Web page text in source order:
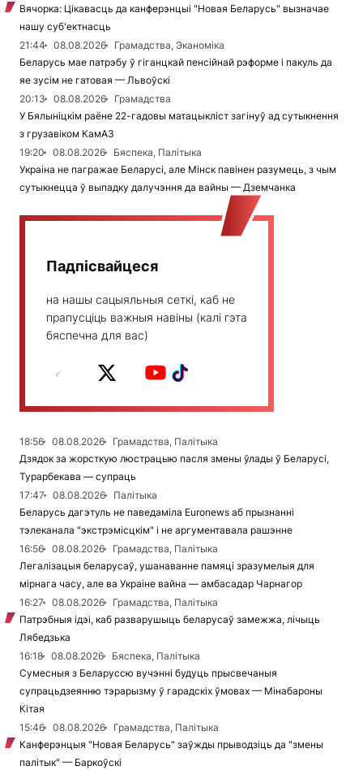
Вячорка: Цікавасць да канферэнцыі "Новая Беларусь" вызначае
нашу суб'ектнасць
21:44
08.08.2026
Грамадства, Эканоміка
Беларусь мае патрэбу ў гіганцкай пенсійнай рэформе і пакуль да
яе зусім не гатовая — Львоўскі
20:13
08.08.2026
Грамадства
У Бялыніцкім раёне 22-гадовы матацыкліст загінуў ад сутыкнення
з грузавіком КамАЗ
19:20
08.08.2026
Бяспека, Палітыка
Украіна не пагражае Беларусі, але Мінск павінен разумець, з чым
сутыкнецца ў выпадку далучэння да вайны — Дземчанка
Падпісвайцеся
на нашы сацыяльныя сеткі, каб не
прапусціць важныя навіны (калі гэта
бяспечна для вас)
18:56 08.08.2026
Грамадства, Палітыка
Дзядок за жорсткую люстрацыю пасля змены ўлады ў Беларусі,
Турарбекава — супраць
17:47
08.08.2026
Палітыка
Беларусь дагэтуль не паведаміла Euronews аб прызнанні
тэлеканала "экстрэмісцкім" і не аргументавала рашэнне
16:56
08.08.2026
Грамадства, Палітыка
Легалізацыя беларусаў, ушанаванне памяці зразумелыя для
мірнага часу, але ва Украіне вайна — амбасадар Чарнагор
16:27
08.08.2026
Грамадства, Палітыка
Патрэбныя ідэі, каб разварушыць беларусаў замежжа, лічыць
Лябедзька
16:18
08.08.2026
Бяспека, Палітыка
Сумесныя з Беларуссю вучэнні будуць прысвечаныя
супрацьдзеянню тэрарызму ў гарадскіх ўмовах — Мінабароны
Кітая
15:46
08.08.2026
Грамадства, Палітыка
Канферэнцыя "Новая Беларусь" заўжды прыводзіць да "змены
палітык" — Баркоўскі